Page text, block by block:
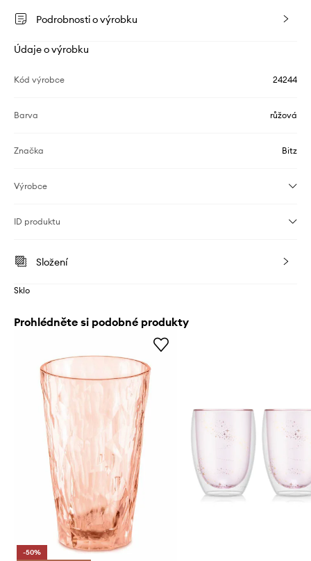
Podrobnosti o výrobku
Údaje o výrobku
Kód výrobce 24244
Barva růžová
Značka Bitz
Výrobce
ID produktu
Složení
Sklo
Prohlédněte si podobné produkty
-50%